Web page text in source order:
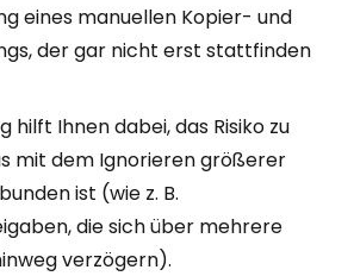
eines manuellen Kopier- und
der gar nicht erst stattfinden
hilft Ihnen dabei, das Risiko zu
mit dem Ignorieren größerer
ist (wie z. B.
die sich über mehrere
verzögern).